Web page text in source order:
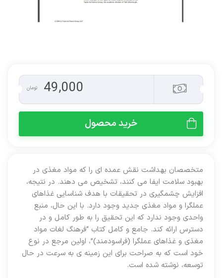
49,000 تومان
خرید محصول
متخصصان بهداشت نقش عمده ای را که مواد مغذی در
بهبود سلامت ایفا می کنند، تشخیص می دهند. در نتیجه،
افزایش چشمگیری در تحقیقات با هدف شناسایی غذاهای
عملگرا و مواد مغذی جدید وجود دارد. با این حال، منبع
واحدی وجود ندارد که این تحقیق را به طور کامل و در
دسترس ارائه کند. جامع و کامل کتاب “فرهنگ لغات مواد
مغذی و غذاهای عملگرا (فراسودمند)”، اولین مرجع در نوع
خود است که به صراحت برای این زمینه ی به سرعت در حال
توسعه، نوشته شده است.